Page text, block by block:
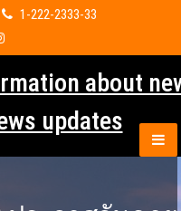
1-222-2333-33
about
updates